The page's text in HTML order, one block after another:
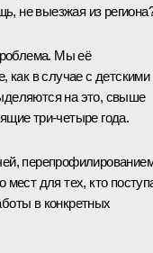
не выезжая из
Мы её
как в случае с детскими
на это, свыше
три‑четыре года.
для тех, кто
в конкретных